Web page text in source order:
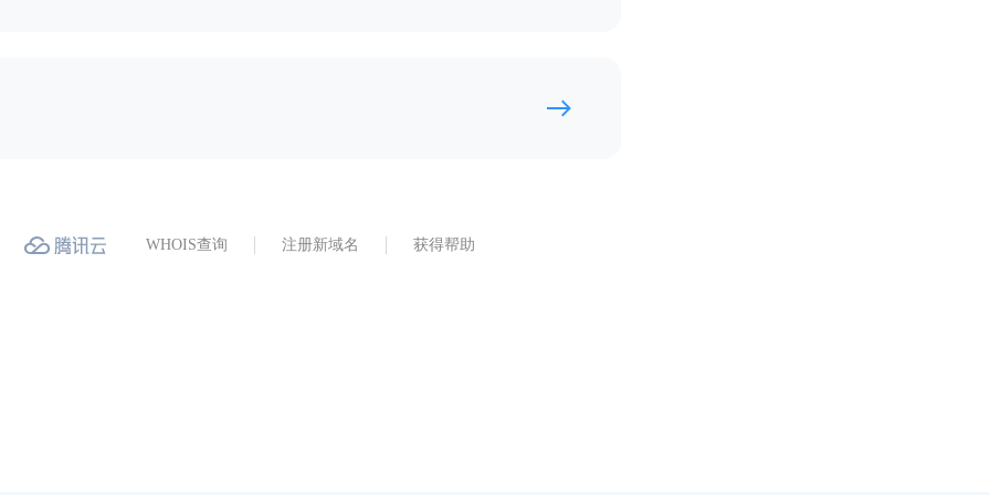
WHOIS查询 注册新域名 获得帮助